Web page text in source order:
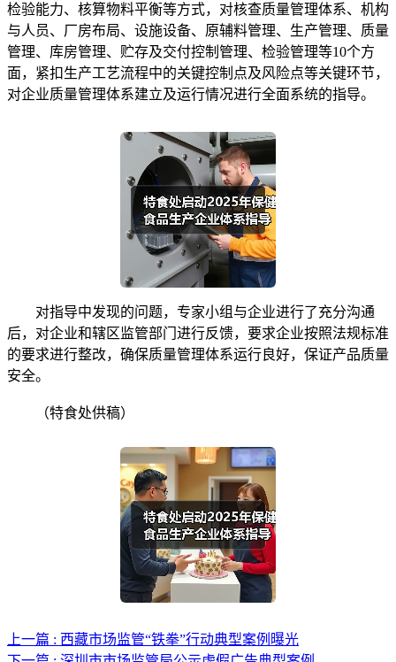
检验能力、核算物料平衡等方式，对核查质量管理体系、机构
与人员、厂房布局、设施设备、原辅料管理、生产管理、质量
管理、库房管理、贮存及交付控制管理、检验管理等10个方
面，紧扣生产工艺流程中的关键控制点及风险点等关键环节，
对企业质量管理体系建立及运行情况进行全面系统的指导。
对指导中发现的问题，专家小组与企业进行了充分沟通
后，对企业和辖区监管部门进行反馈，要求企业按照法规标准
的要求进行整改，确保质量管理体系运行良好，保证产品质量
安全。
（特食处供稿）
上一篇 : 西藏市场监管“铁拳”行动典型案例曝光